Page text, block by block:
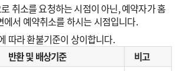
취소를 요청하는 시점이 아닌, 예약자가 홈
에서 예약취소를 하시는 시점입니다.
따라 환불기준이 상이합니다.
반환 및 배상기준 비고